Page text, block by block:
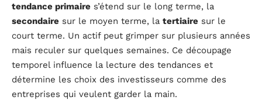
tendance primaire s’étend sur le long terme, la
secondaire sur le moyen terme, la tertiaire sur le
court terme. Un actif peut grimper sur plusieurs années
mais reculer sur quelques semaines. Ce découpage
temporel influence la lecture des tendances et
détermine les choix des investisseurs comme des
entreprises qui veulent garder la main.